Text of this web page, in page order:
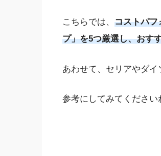
こちらでは、 コストパフ
プ」を5つ厳選し、おす
あわせて、セリアやダイ
参考にしてみてください